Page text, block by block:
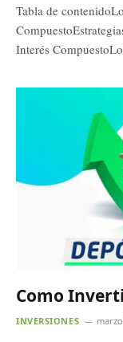
Tabla de
Interés
Como
INVERSIONES